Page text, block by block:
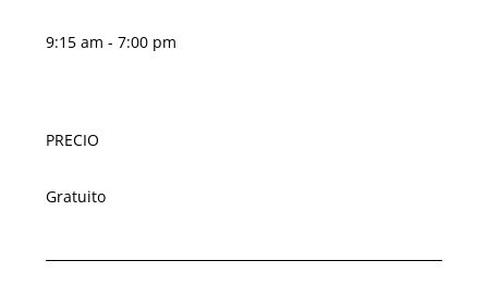
9:15 am - 7:00 pm
PRECIO
Gratuito